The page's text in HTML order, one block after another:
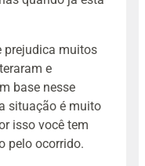
prejudica muitos
e
base nesse
situação é muito
isso você tem
pelo ocorrido.